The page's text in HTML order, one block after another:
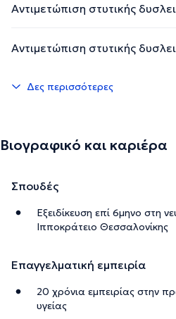
Αντιμετώπιση στυτικής
Αντιμετώπιση στυτικής
Δες περισσότερες
Βιογραφικό και καριέρα
Σπουδές
Εξειδίκευση επί 6μηνο στη
Ιπποκράτειο Θεσσαλονίκης
Επαγγελματική εμπειρία
20 χρόνια εμπειρίας στην
υγείας